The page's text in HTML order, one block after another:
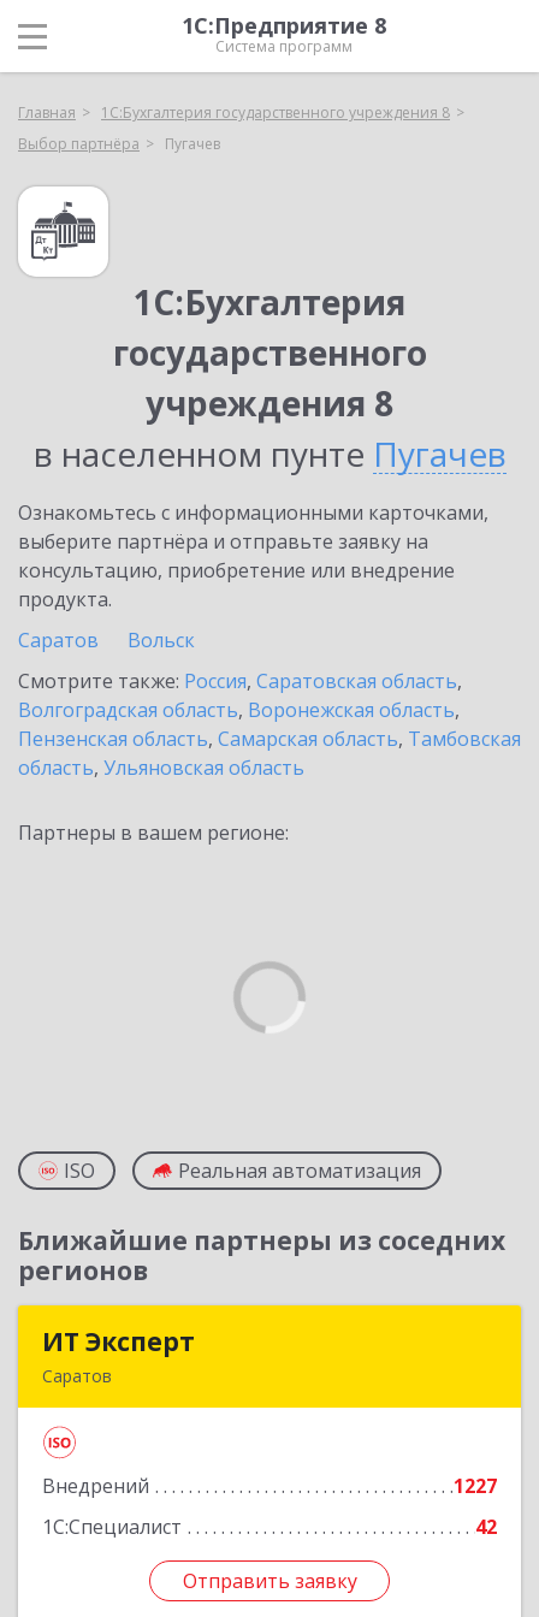
1С:Предприятие 8
Система программ
Главная
1С:Бухгалтерия государственного учреждения 8
Выбор партнёра
Пугачев
1С:Бухгалтерия
государственного
учреждения 8
в населенном пунте Пугачев
Ознакомьтесь с информационными карточками,
выберите партнёра и отправьте заявку на
консультацию, приобретение или внедрение
продукта.
Саратов
Вольск
Смотрите также: Россия, Саратовская область,
Волгоградская область, Воронежская область,
Пензенская область, Самарская область, Тамбовская
область, Ульяновская область
Партнеры в вашем регионе:
ISO Реальная автоматизация
Ближайшие партнеры из соседних
регионов
ИТ Эксперт
Саратов
Внедрений
1227
1С:Специалист
42
Отправить заявку
Подробнее
Отправить заявку